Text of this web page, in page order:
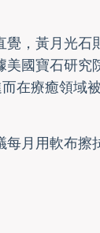
覺，黃月光石
美國寶石研究
在療癒領域
每月用軟布擦